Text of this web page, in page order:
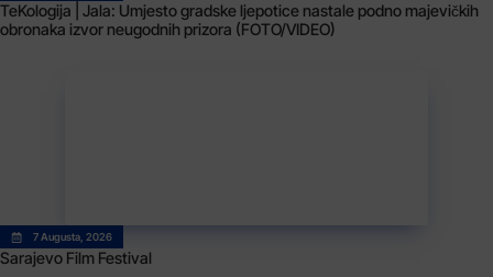
TeKologija | Jala: Umjesto gradske ljepotice nastale podno majevičkih
obronaka izvor neugodnih prizora (FOTO/VIDEO)
7 Augusta, 2026
Sarajevo Film Festival